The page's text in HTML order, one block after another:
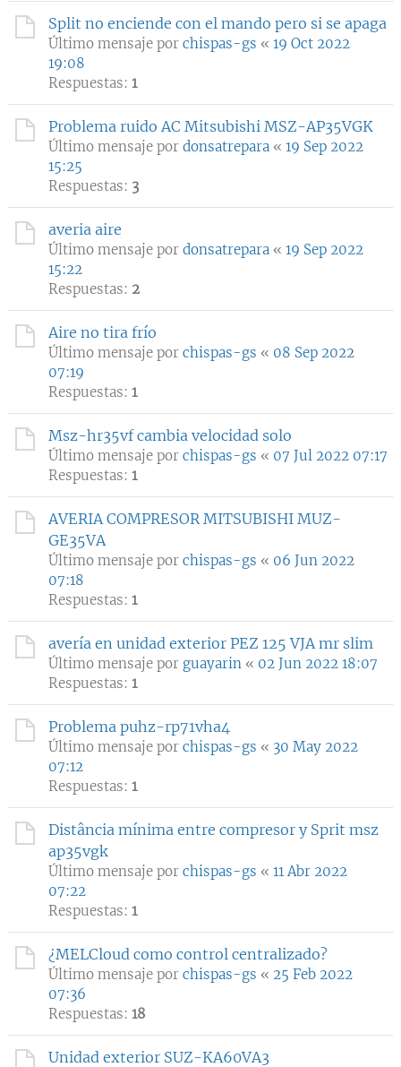
Split no enciende con el mando pero si se apaga
Último mensaje por chispas-gs « 19 Oct 2022
19:08
Respuestas: 1
Problema ruido AC Mitsubishi MSZ-AP35VGK
Último mensaje por donsatrepara « 19 Sep 2022
15:25
Respuestas: 3
averia aire
Último mensaje por donsatrepara « 19 Sep 2022
15:22
Respuestas: 2
Aire no tira frío
Último mensaje por chispas-gs « 08 Sep 2022
07:19
Respuestas: 1
Msz-hr35vf cambia velocidad solo
Último mensaje por chispas-gs « 07 Jul 2022 07:17
Respuestas: 1
AVERIA COMPRESOR MITSUBISHI MUZ-
GE35VA
Último mensaje por chispas-gs « 06 Jun 2022
07:18
Respuestas: 1
avería en unidad exterior PEZ 125 VJA mr slim
Último mensaje por guayarin « 02 Jun 2022 18:07
Respuestas: 1
Problema puhz-rp71vha4
Último mensaje por chispas-gs « 30 May 2022
07:12
Respuestas: 1
Distância mínima entre compresor y Sprit msz
ap35vgk
Último mensaje por chispas-gs « 11 Abr 2022
07:22
Respuestas: 1
¿MELCloud como control centralizado?
Último mensaje por chispas-gs « 25 Feb 2022
07:36
Respuestas: 18
Unidad exterior SUZ-KA60VA3